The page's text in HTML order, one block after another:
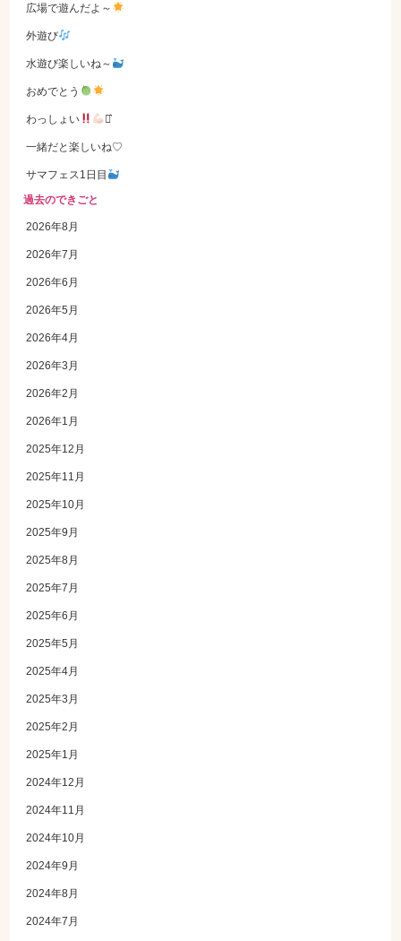
広場で遊んだよ～
外遊び
水遊び楽しいね～
おめでとう
わっしょい ⋆͛
一緒だと楽しいね♡
サマフェス1日目
過去のできごと
2026年8月
2026年7月
2026年6月
2026年5月
2026年4月
2026年3月
2026年2月
2026年1月
2025年12月
2025年11月
2025年10月
2025年9月
2025年8月
2025年7月
2025年6月
2025年5月
2025年4月
2025年3月
2025年2月
2025年1月
2024年12月
2024年11月
2024年10月
2024年9月
2024年8月
2024年7月